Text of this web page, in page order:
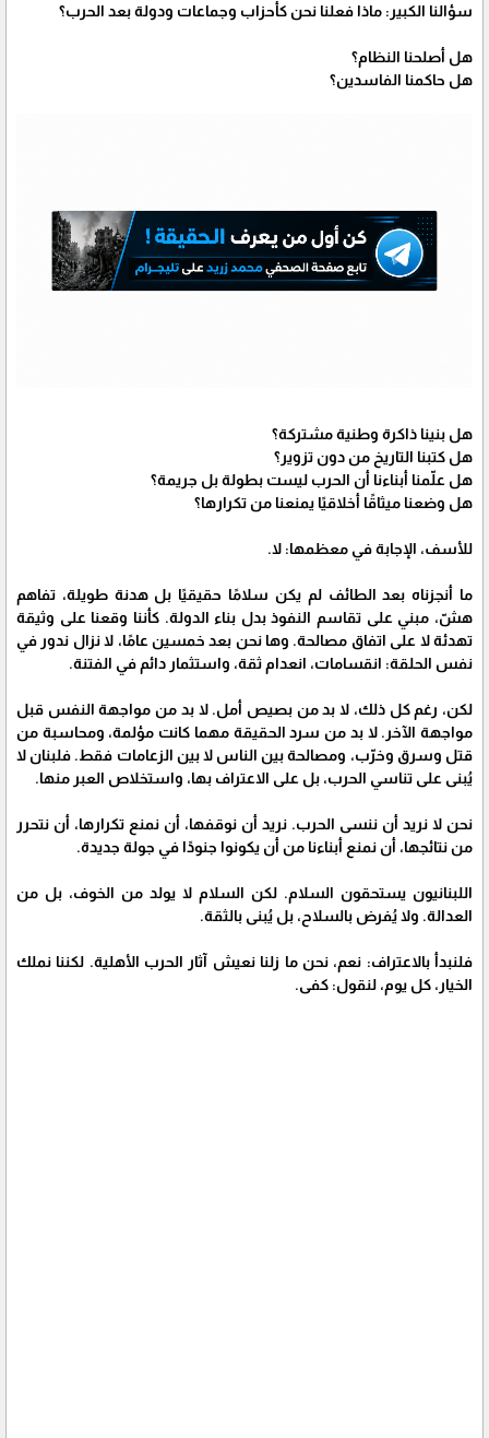
سؤالنا الكبير: ماذا فعلنا نحن كأحزاب وجماعات ودولة بعد الحرب؟
هل أصلحنا النظام؟
هل حاكمنا الفاسدين؟
هل بنينا ذاكرة وطنية مشتركة؟
هل كتبنا التاريخ من دون تزوير؟
هل علّمنا أبناءنا أن الحرب ليست بطولة بل جريمة؟
هل وضعنا ميثاقًا أخلاقيًا يمنعنا من تكرارها؟
للأسف، الإجابة في معظمها: لا.
ما أنجزناه بعد الطائف لم يكن سلامًا حقيقيًا بل هدنة طويلة، تفاهم
هشّ، مبني على تقاسم النفوذ بدل بناء الدولة. كأننا وقعنا على وثيقة
تهدئة لا على اتفاق مصالحة. وها نحن بعد خمسين عامًا، لا نزال ندور في
نفس الحلقة: انقسامات، انعدام ثقة، واستثمار دائم في الفتنة.
لكن، رغم كل ذلك، لا بد من بصيص أمل. لا بد من مواجهة النفس قبل
مواجهة الآخر. لا بد من سرد الحقيقة مهما كانت مؤلمة، ومحاسبة من
قتل وسرق وخرّب، ومصالحة بين الناس لا بين الزعامات فقط. فلبنان لا
يُبنى على تناسي الحرب، بل على الاعتراف بها، واستخلاص العبر منها.
نحن لا نريد أن ننسى الحرب. نريد أن نوقفها، أن نمنع تكرارها، أن نتحرر
من نتائجها، أن نمنع أبناءنا من أن يكونوا جنودًا في جولة جديدة.
اللبنانيون يستحقون السلام. لكن السلام لا يولد من الخوف، بل من
العدالة. ولا يُفرض بالسلاح، بل يُبنى بالثقة.
فلنبدأ بالاعتراف: نعم، نحن ما زلنا نعيش آثار الحرب الأهلية. لكننا نملك
الخيار، كل يوم، لنقول: كفى.